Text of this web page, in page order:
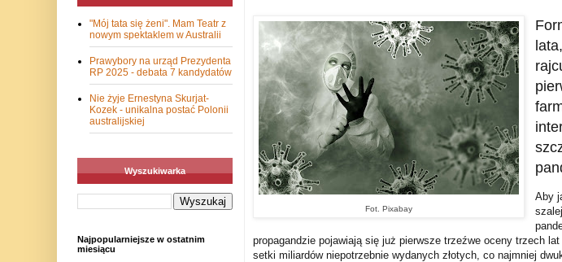
Fot. Pixabay
Aby
propagandzie pojawiają się już pierwsze trzeźwe oceny trzech
setki miliardów niepotrzebnie wydanych złotych, co najmniej
"Mój tata się żeni". Mam Teatr z
nowym spektaklem w Australii
Prawybory na urząd Prezydenta
RP 2025 - debata 7 kandydatów
Nie żyje Ernestyna Skurjat-
Kozek - unikalna postać Polonii
australijskiej
Wyszukiwarka
Najpopularniejsze w ostatnim
miesiącu